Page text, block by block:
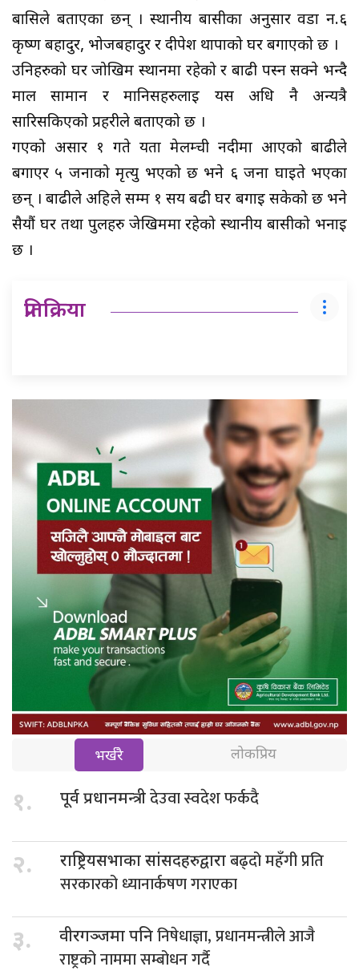
बासिले बताएका छन् । स्थानीय बासीका अनुसार वडा न.६
कृष्ण बहादुर, भोजबहादुर र दीपेश थापाको घर बगाएको छ ।
उनिहरुको घर जोखिम स्थानमा रहेको र बाढी पस्न सक्ने भन्दै
माल सामान र मानिसहरुलाई यस अधि नै अन्यत्रै
सारिसकिएको प्रहरीले बताएको छ ।
गएको असार १ गते यता मेलम्ची नदीमा आएको बाढीले
बगाएर ५ जनाको मृत्यु भएको छ भने ६ जना घाईते भएका
छन् । बाढीले अहिले सम्म १ सय बढी घर बगाई सकेको छ भने
सैयौं घर तथा पुलहरु जेखिममा रहेको स्थानीय बासीको भनाई
छ ।
प्रतिक्रिया
भर्खरै लोकप्रिय
१. पूर्व प्रधानमन्त्रीदेउवा स्वदेश फर्कदै
२. राष्ट्रियसभाका सांसदहरुद्वाराबढ्दो महँगी प्रति
सरकारको ध्यानार्कषण गराएका
३. वीरगञ्जमा पनिनिषेधाज्ञा, प्रधानमन्त्रीले आजै
राष्ट्रको नाममा सम्बोधन गर्दै